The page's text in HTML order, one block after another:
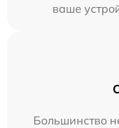
ваше
Большинство